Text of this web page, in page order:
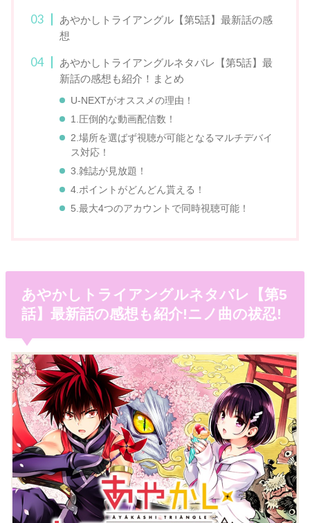
あやかしトライアングル【第5話】最新話の感
想
あやかしトライアングルネタバレ【第5話】最
新話の感想も紹介！まとめ
U-NEXTがオススメの理由！
1.圧倒的な動画配信数！
2.場所を選ばず視聴が可能となるマルチデバイ
ス対応！
3.雑誌が見放題！
4.ポイントがどんどん貰える！
5.最大4つのアカウントで同時視聴可能！
あやかしトライアングルネタバレ【第5
話】最新話の感想も紹介!ニノ曲の祓忍!